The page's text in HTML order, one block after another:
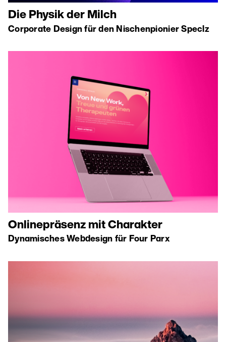
Die Physik der Milch
Corporate Design für den Nischenpionier Speclz
Onlinepräsenz mit Charakter
Dynamisches Webdesign für Four Parx